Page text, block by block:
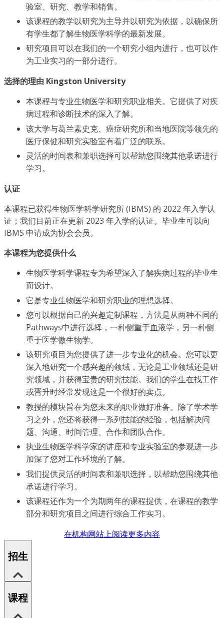
验室、研究、教学和销售。
该课程的教学以研究为主导并以研究为依据，以确保所
有学生都了解生物医学科学的最新发展。
研究项目可以在我们的一个研究小组内进行，也可以作
为工业实习的一部分进行。
选择的理由 Kingston University
本课程与专业生物医学和研究职业相关。它提供了对疾
病过程和诊断技术的深入了解。
该大学与葛兰素史克、癌症研究所和当地医院等领先的
医疗保健和研究实验室有着广泛的联系。
灵活的时间表和兼职选择可以帮助您围绕其他承诺进行
学习。
认证
本课程已获得生物医学科学研究所 (IBMS) 的 2022 年入学认
证；我们目前正在更新 2023 年入学的认证。毕业生可以向
IBMS 申请成为协会会员。
本课程为您提供什么
生物医学科学课程专为希望深入了解疾病过程的毕业生
而设计。
它是专业生物医学和研究职业的理想选择。
您可以根据自己的兴趣定制课程，方法是从两种不同的
Pathways中进行选择，一种侧重于血液学，另一种侧
重于医学微生物学。
该研究项目为您提供了进一步专业化的机会。您可以更
深入地研究一个感兴趣的领域，无论是工业领域还是研
究领域，并获得宝贵的研究技能。我们的学生在找工作
或晋升时经常发现这是一个很好的卖点。
教授的模块旨在为您未来的职业做好准备。除了学术学
习之外，您还将获得一系列技能的经验，包括解决问
题、沟通、时间管理、合作和团队合作。
执业生物医学科学家的讲座和专业实验室的参观进一步
加深了您对工作环境的了解。
我们提供灵活的时间表和兼职选择，以帮助您围绕其他
承诺进行学习。
该课程还作为一个为期两年的课程提供，在课程的教学
部分和研究项目之间进行综合工作实习。
在机构网站上阅读更多内容
招生
课程